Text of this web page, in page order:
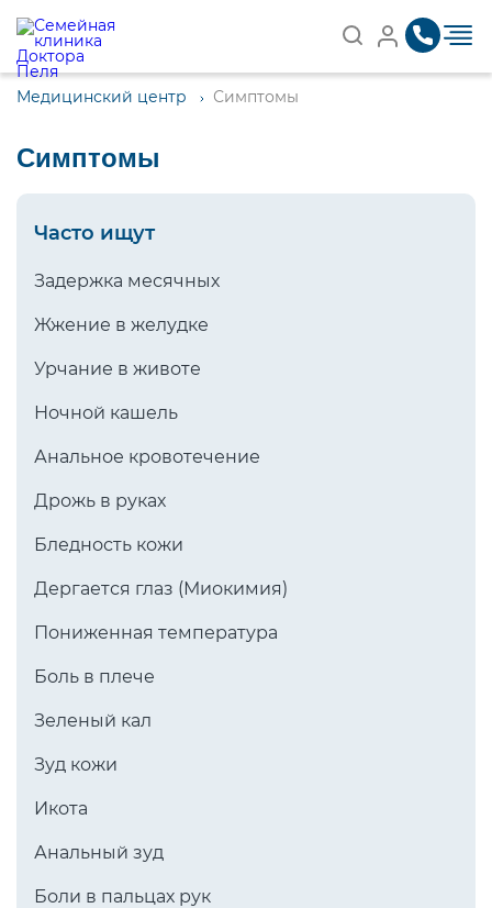
Медицинский центр Симптомы
Симптомы
Часто ищут
Задержка месячных
Жжение в желудке
Урчание в животе
Ночной кашель
Анальное кровотечение
Дрожь в руках
Бледность кожи
Дергается глаз (Миокимия)
Пониженная температура
Боль в плече
Зеленый кал
Зуд кожи
Икота
Анальный зуд
Боли в пальцах рук